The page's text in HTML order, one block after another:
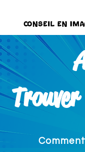
Conseil en